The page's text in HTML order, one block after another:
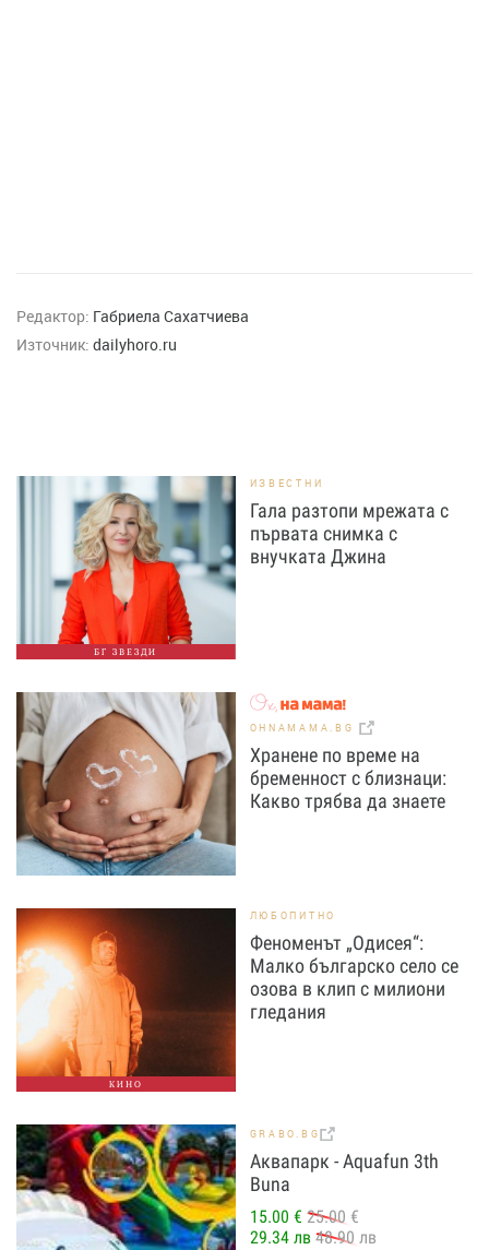
Редактор: Габриела Сахатчиева
Източник: dailyhoro.ru
БГ ЗВЕЗДИ
ИЗВЕСТНИ
Гала разтопи мрежата с
първата снимка с
внучката Джина
OHNAMAMA.BG
Хранене по време на
бременност с близнаци:
Какво трябва да знаете
КИНО
ЛЮБОПИТНО
Феноменът „Одисея“:
Малко българско село се
озова в клип с милиони
гледания
GRABO.BG
Аквапарк - Aquafun 3th
Buna
15.00 € 25.00 €
29.34 лв 48.90 лв